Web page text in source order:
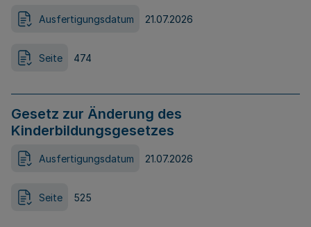
Ausfertigungsdatum 21.07.2026
Seite 474
Gesetz zur Änderung des
Kinderbildungsgesetzes
Ausfertigungsdatum 21.07.2026
Seite 525